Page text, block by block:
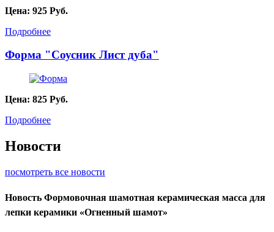
Цена: 925 Руб.
Подробнее
Форма "Соусник Лист дуба"
Цена: 825 Руб.
Подробнее
Новости
посмотреть все новости
Новость Формовочная шамотная керамическая масса для
лепки керамики «Огненный шамот»